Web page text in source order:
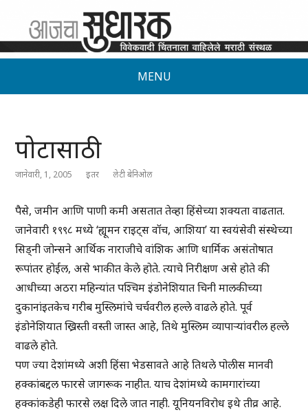
MENU
पोटासाठी
जानेवारी, 1, 2005 इतर लेटी बेनिओल
पैसे, जमीन आणि पाणी कमी असतात तेव्हा हिंसेच्या शक्यता वाढतात.
जानेवारी १९९८ मध्ये ‘ह्यूमन राइट्स वॉच, आशिया’ या स्वयंसेवी संस्थेच्या
सिड्नी जोन्सने आर्थिक नाराजीचे वांशिक आणि धार्मिक असंतोषात
रूपांतर होईल, असे भाकीत केले होते. त्याचे निरीक्षण असे होते की
आधीच्या अठरा महिन्यांत पश्चिम इंडोनेशियात चिनी मालकीच्या
दुकानांइतकेच गरीब मुस्लिमांचे चर्चवरील हल्ले वाढले होते. पूर्व
इंडोनेशियात ख्रिस्ती वस्ती जास्त आहे, तिथे मुस्लिम व्यापाऱ्यांवरील हल्ले
वाढले होते.
पण ज्या देशांमध्ये अशी हिंसा भेडसावते आहे तिथले पोलीस मानवी
हक्कांबद्दल फारसे जागरूक नाहीत. याच देशांमध्ये कामगारांच्या
हक्कांकडेही फारसे लक्ष दिले जात नाही. यूनियनविरोध इथे तीव्र आहे.